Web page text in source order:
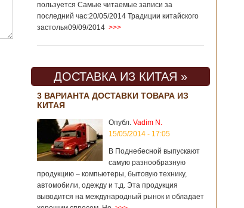
пользуется Самые читаемые записи за
последний час:20/05/2014 Традиции китайского
застолья09/09/2014 >>>
ДОСТАВКА ИЗ КИТАЯ »
3 ВАРИАНТА ДОСТАВКИ ТОВАРА ИЗ
КИТАЯ
Опубл. Vadim N.
15/05/2014 - 17:05
В Поднебесной выпускают
самую разнообразную
продукцию – компьютеры, бытовую технику,
автомобили, одежду и т.д. Эта продукция
выводится на международный рынок и обладает